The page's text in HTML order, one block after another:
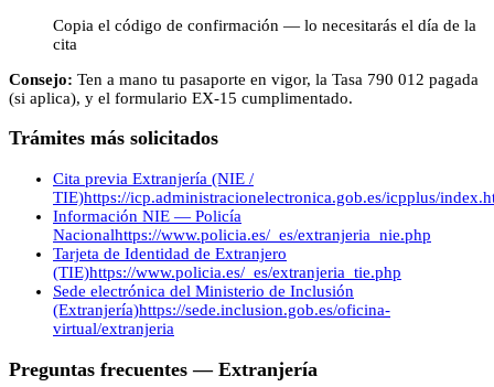
Copia el código de confirmación — lo necesitarás el día de la
cita
Consejo: Ten a mano tu pasaporte en vigor, la Tasa 790 012 pagada
(si aplica), y el formulario EX-15 cumplimentado.
Trámites más solicitados
Cita previa Extranjería (NIE /
TIE)https://icp.administracionelectronica.gob.es/icpplus/
Información NIE — Policía
Nacionalhttps://www.policia.es/_es/extranjeria_nie.php
Tarjeta de Identidad de Extranjero
(TIE)https://www.policia.es/_es/extranjeria_tie.php
Sede electrónica del Ministerio de Inclusión
(Extranjería)https://sede.inclusion.gob.es/oficina-
virtual/extranjeria
Preguntas frecuentes — Extranjería